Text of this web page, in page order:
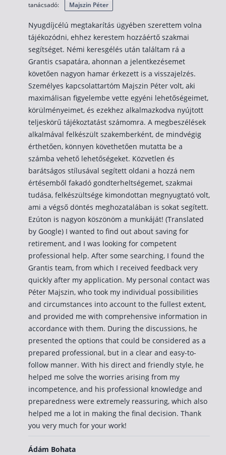
tanácsadó:
Majszin Péter
Nyugdíjcélú megtakarítás ügyében szerettem volna
tájékozódni, ehhez kerestem hozzáértő szakmai
segítséget. Némi keresgélés után találtam rá a
Grantis csapatára, ahonnan a jelentkezésemet
követően nagyon hamar érkezett is a visszajelzés.
Személyes kapcsolattartóm Majszin Péter volt, aki
maximálisan figyelembe vette egyéni lehetőségeimet,
körülményeimet, és ezekhez alkalmazkodva nyújtott
teljeskörű tájékoztatást számomra. A megbeszélések
alkalmával felkészült szakemberként, de mindvégig
érthetően, könnyen követhetően mutatta be a
számba vehető lehetőségeket. Közvetlen és
barátságos stílusával segített oldani a hozzá nem
értésemből fakadó gondterheltségemet, szakmai
tudása, felkészültsége kimondottan megnyugtató volt,
ami a végső döntés meghozatalában is sokat segített.
Ezúton is nagyon köszönöm a munkáját! (Translated
by Google) I wanted to find out about saving for
retirement, and I was looking for competent
professional help. After some searching, I found the
Grantis team, from which I received feedback very
quickly after my application. My personal contact was
Péter Majszin, who took my individual possibilities
and circumstances into account to the fullest extent,
and provided me with comprehensive information in
accordance with them. During the discussions, he
presented the options that could be considered as a
prepared professional, but in a clear and easy-to-
follow manner. With his direct and friendly style, he
helped me solve the worries arising from my
incompetence, and his professional knowledge and
preparedness were extremely reassuring, which also
helped me a lot in making the final decision. Thank
you very much for your work!
Ádám Bohata